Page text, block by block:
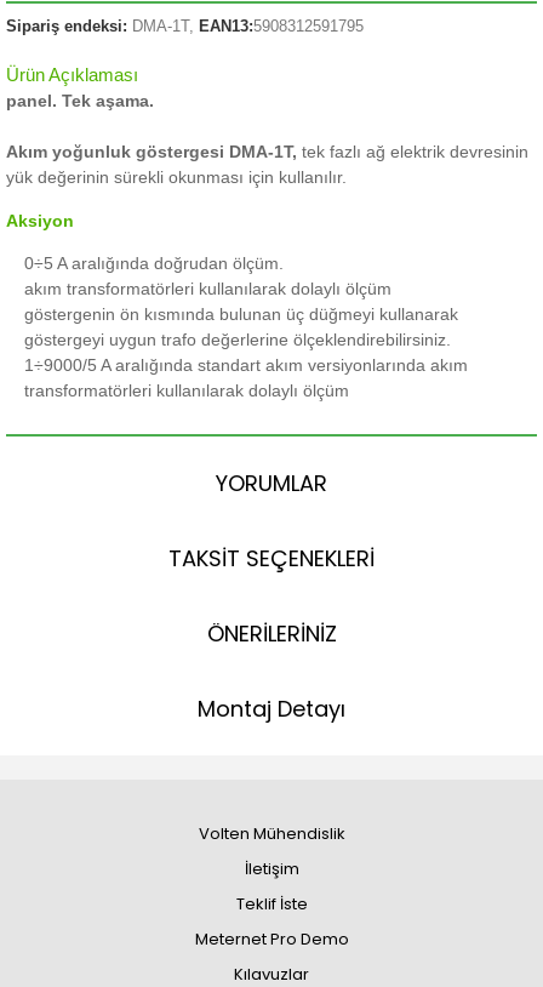
Sipariş endeksi: DMA-1T, EAN13:5908312591795
Ürün Açıklaması
panel. Tek aşama.
Akım yoğunluk göstergesi DMA-1T, tek fazlı ağ elektrik devresinin
yük değerinin sürekli okunması için kullanılır.
Aksiyon
0÷5 A aralığında doğrudan ölçüm.
akım transformatörleri kullanılarak dolaylı ölçüm
göstergenin ön kısmında bulunan üç düğmeyi kullanarak
göstergeyi uygun trafo değerlerine ölçeklendirebilirsiniz.
1÷9000/5 A aralığında standart akım versiyonlarında akım
transformatörleri kullanılarak dolaylı ölçüm
YORUMLAR
TAKSİT SEÇENEKLERİ
ÖNERİLERİNİZ
Montaj Detayı
Volten Mühendislik
İletişim
Teklif İste
Meternet Pro Demo
Kılavuzlar